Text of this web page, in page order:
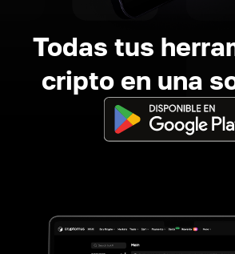
Todas tus
cripto en una